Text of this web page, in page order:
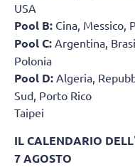
USA
Pool B: Cina, Messico,
Pool C: Argentina,
Polonia
Pool D: Algeria,
Sud, Porto Rico
Taipei
IL CALENDARIO DELL'
7 AGOSTO